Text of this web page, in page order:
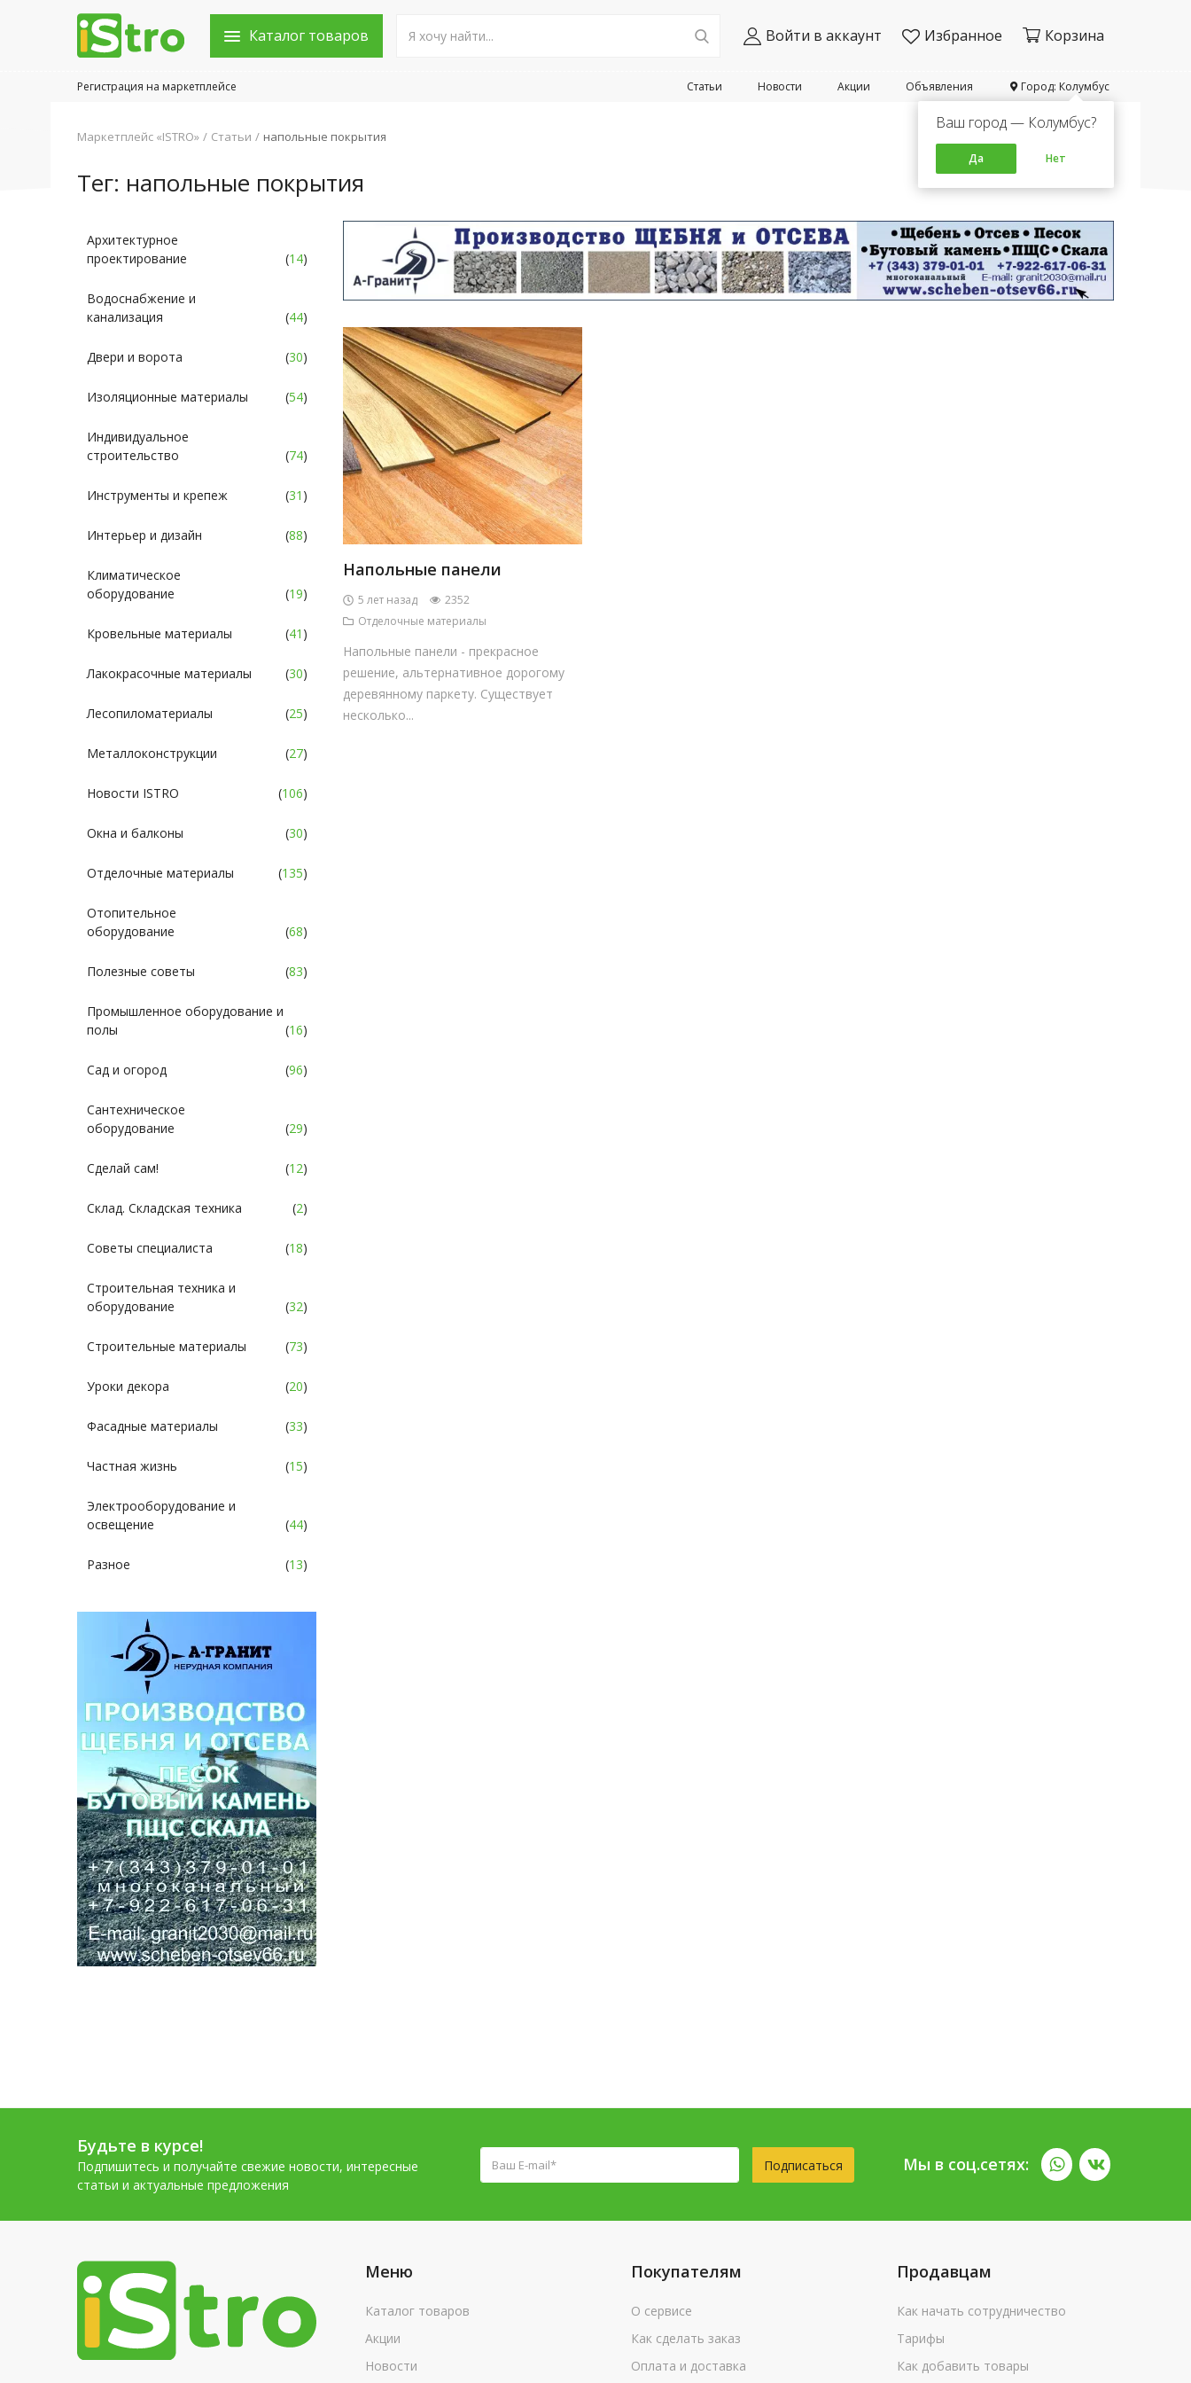
Каталог товаров Войти в аккаунт Избранное Корзина
Город: Колумбус
Ваш город — Колумбус?
Да Нет
Объявления
Акции
Новости
Статьи
Регистрация на маркетплейсе
Объявления
Город: Колумбус
Маркетплейс «ISTRO» Статьи напольные покрытия
Тег: напольные покрытия
Архитектурное
проектирование
(14)
Водоснабжение и
канализация
(44)
Двери и ворота (30)
Изоляционные материалы (54)
Индивидуальное
строительство
(74)
Инструменты и крепеж (31 )
Интерьер и дизайн (88)
Климатическое
оборудование
(19)
Кровельные материалы (41 )
Лакокрасочные материалы (30)
Лесопиломатериалы (25)
Металлоконструкции (27)
Новости ISTRO (106)
Окна и балконы (30)
Отделочные материалы (135)
Отопительное
оборудование
(68)
Полезные советы (83)
Промышленное оборудование и
полы
(16)
Сад и огород (96)
Сантехническое
оборудование
(29)
Сделай сам! (12)
Склад. Складская техника (2)
Советы специалиста (18)
Строительная техника и
оборудование
(32)
Строительные материалы (73)
Уроки декора (20)
Фасадные материалы (33)
Частная жизнь (15)
Электрооборудование и
освещение
(44)
Разное (13)
Напольные панели
5 лет назад
2352
Отделочные материалы
Напольные панели - прекрасное
решение, альтернативное дорогому
деревянному паркету. Существует
несколько...
Будьте в курсе!
Подпишитесь и получайте свежие новости, интересные
статьи и актуальные предложения
Подписаться Мы в соц.сетях:
Меню
Каталог товаров
Акции
Новости
Покупателям
О сервисе
Как сделать заказ
Оплата и доставка
Продавцам
Как начать сотрудничество
Тарифы
Как добавить товары